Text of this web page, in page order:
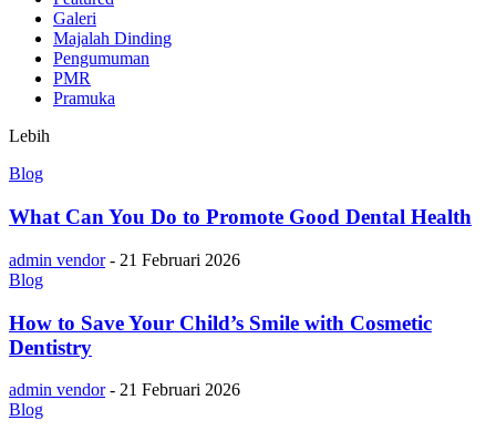
Galeri
Majalah Dinding
Pengumuman
PMR
Pramuka
Lebih
Blog
What Can You Do to Promote Good Dental Health
admin vendor - 21 Februari 2026
Blog
How to Save Your Child’s Smile with Cosmetic
Dentistry
admin vendor - 21 Februari 2026
Blog